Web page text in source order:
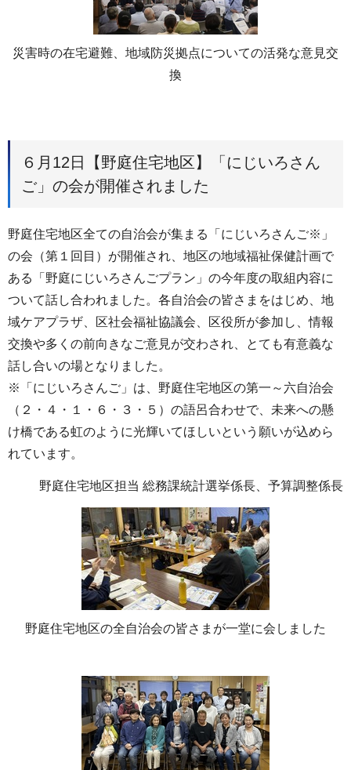
災害時の在宅避難、地域防災拠点についての活発な意見交
換
６月12日【野庭住宅地区】「にじいろさん
ご」の会が開催されました
野庭住宅地区全ての自治会が集まる「にじいろさんご※」
の会（第１回目）が開催され、地区の地域福祉保健計画で
ある「野庭にじいろさんごプラン」の今年度の取組内容に
ついて話し合われました。各自治会の皆さまをはじめ、地
域ケアプラザ、区社会福祉協議会、区役所が参加し、情報
交換や多くの前向きなご意見が交わされ、とても有意義な
話し合いの場となりました。
※「にじいろさんご」は、野庭住宅地区の第一～六自治会
（２・４・１・６・３・５）の語呂合わせで、未来への懸
け橋である虹のように光輝いてほしいという願いが込めら
れています。
野庭住宅地区担当 総務課統計選挙係長、予算調整係長
野庭住宅地区の全自治会の皆さまが一堂に会しました